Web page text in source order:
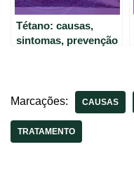
Tétano: causas,
sintomas, prevenção
Marcações:
CAUSAS
TRATAMENTO